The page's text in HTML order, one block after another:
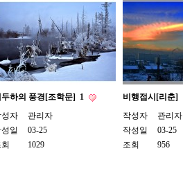
하의 풍경[조학문]
1
성자
관리자
일
03-25
1029
비행접시[리춘]
작성자
관리자
작성일
03-25
조회
956